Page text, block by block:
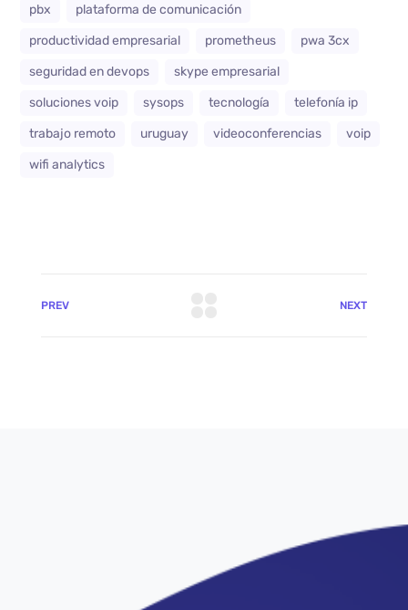
pbx
plataforma de comunicación
productividad empresarial
prometheus
pwa 3cx
seguridad en devops
skype empresarial
soluciones voip
sysops tecnología
telefonía ip
trabajo remoto
uruguay videoconferencias
voip
wifi analytics
PREV NEXT